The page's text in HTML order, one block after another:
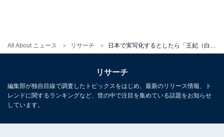
All About ニュース リサーチ
リサーチ
編集部が独自目線で調査したトピックスをはじめ、最新のリリース情報、ト
レンドに関するランキングなど、世の中で注目を集めている話題をお知らせ
しています。